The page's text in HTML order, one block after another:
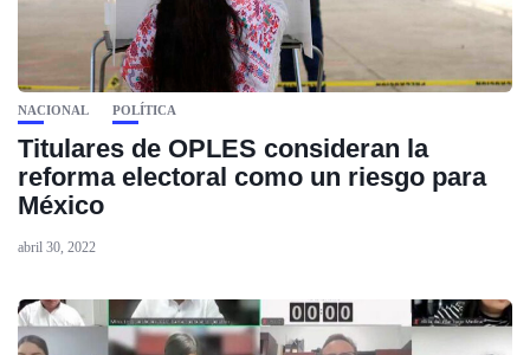
NACIONAL POLÍTICA
Titulares de OPLES consideran la
reforma electoral como un riesgo para
México
abril 30, 2022